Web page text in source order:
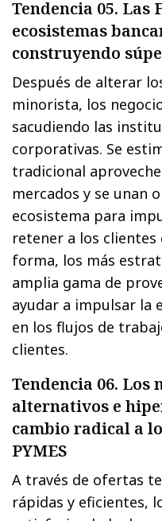
Tendencia 05. Las
ecosistemas
construyendo
Después de alterar
minorista, los
sacudiendo las
corporativas. Se
tradicional
mercados y se unan
ecosistema para
retener a los clientes
forma, los más
amplia gama de
ayudar a impulsar la
en los flujos de
clientes.
Tendencia 06. Los
alternativos e
cambio radical a
PYMES
A través de ofertas
rápidas y eficientes,